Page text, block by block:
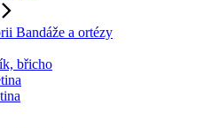
Bandáže a ortézy
břicho